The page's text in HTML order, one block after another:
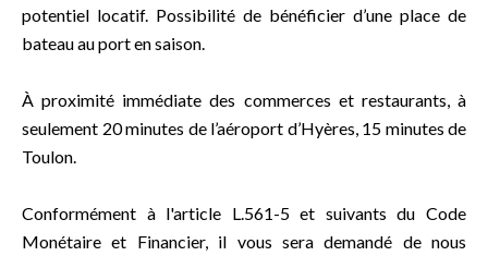
potentiel locatif. Possibilité de bénéficier d’une place de
bateau au port en saison.
À proximité immédiate des commerces et restaurants, à
seulement 20 minutes de l’aéroport d’Hyères, 15 minutes de
Toulon.
Conformément à l'article L.561-5 et suivants du Code
Monétaire et Financier, il vous sera demandé de nous